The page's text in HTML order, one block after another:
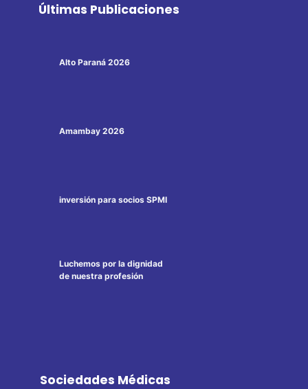
Últimas Publicaciones
Alto Paraná 2026
Amambay 2026
inversión para socios SPMI
Luchemos por la dignidad
de nuestra profesión
Sociedades Médicas